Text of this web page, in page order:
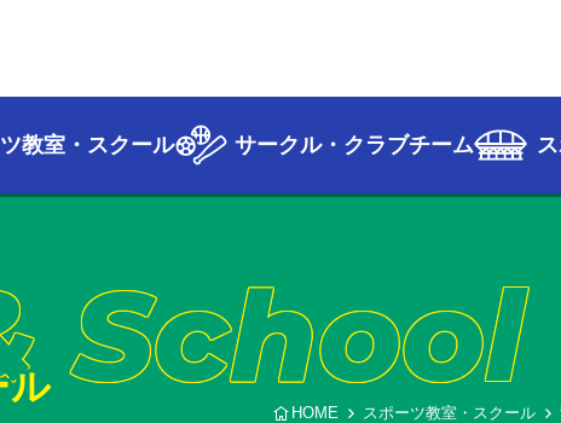
教室・スクール サークル・クラブチーム
School
ル
HOME スポーツ教室・スクール